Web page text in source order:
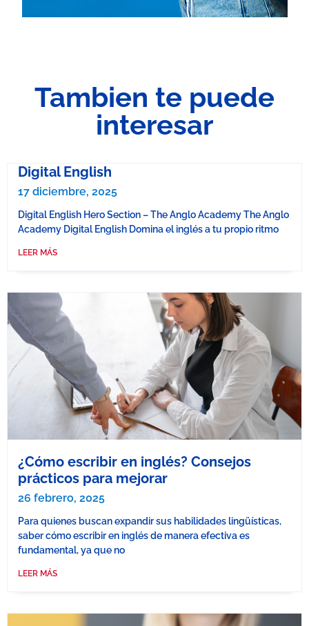
Tambien te puede
interesar
Digital English
17 diciembre, 2025
Digital English Hero Section – The Anglo Academy The Anglo
Academy Digital English Domina el inglés a tu propio ritmo
LEER MÁS
¿Cómo escribir en inglés? Consejos
prácticos para mejorar
26 febrero, 2025
Para quienes buscan expandir sus habilidades lingüísticas,
saber cómo escribir en inglés de manera efectiva es
fundamental, ya que no
LEER MÁS